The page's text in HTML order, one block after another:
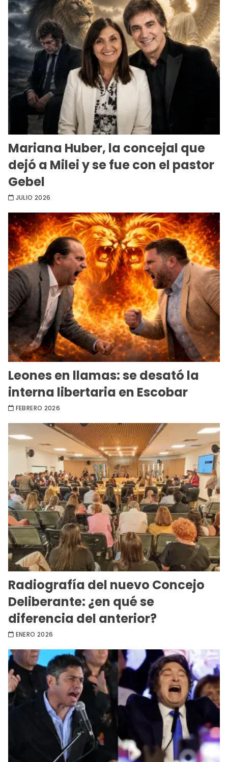
Mariana Huber, la concejal que
dejó a Milei y se fue con el pastor
Gebel
JULIO 2026
Leones en llamas: se desató la
interna libertaria en Escobar
FEBRERO 2026
Radiografía del nuevo Concejo
Deliberante: ¿en qué se
diferencia del anterior?
ENERO 2026